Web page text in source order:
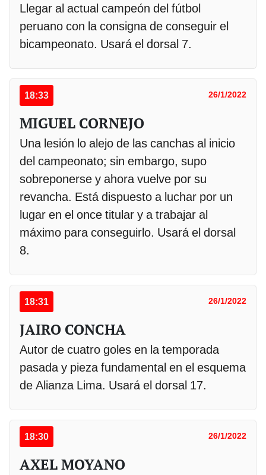
Llegar al actual campeón del fútbol
peruano con la consigna de conseguir el
bicampeonato. Usará el dorsal 7.
18:33 26/1/2022
MIGUEL CORNEJO
Una lesión lo alejo de las canchas al inicio
del campeonato; sin embargo, supo
sobreponerse y ahora vuelve por su
revancha. Está dispuesto a luchar por un
lugar en el once titular y a trabajar al
máximo para conseguirlo. Usará el dorsal
8.
18:31 26/1/2022
JAIRO CONCHA
Autor de cuatro goles en la temporada
pasada y pieza fundamental en el esquema
de Alianza Lima. Usará el dorsal 17.
18:30 26/1/2022
AXEL MOYANO